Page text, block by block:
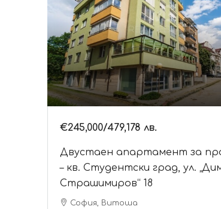
€245,000/479,178 лв.
Двустаен апартамент за
– кв. Студентски град, ул.
Страшимиров“ 18
София, Витоша